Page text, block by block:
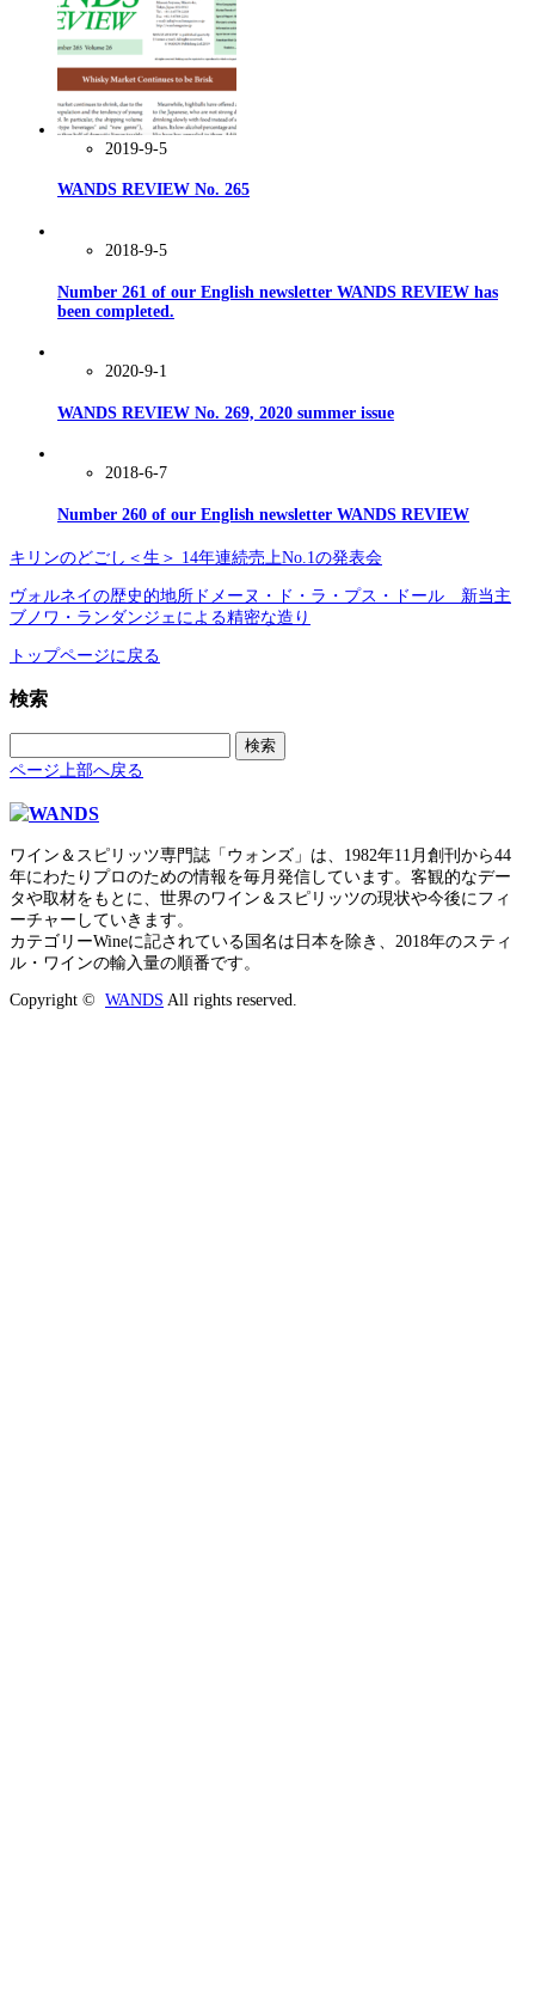
2019-9-5
WANDS REVIEW No. 265
2018-9-5
Number 261 of our English newsletter WANDS REVIEW has
been completed.
2020-9-1
WANDS REVIEW No. 269, 2020 summer issue
2018-6-7
Number 260 of our English newsletter WANDS REVIEW
キリンのどごし＜生＞ 14年連続売上No.1の発表会
ヴォルネイの歴史的地所ドメーヌ・ド・ラ・プス・ドール 新当主
ブノワ・ランダンジェによる精密な造り
トップページに戻る
検索
索:
ページ上部へ戻る
ワイン＆スピリッツ専門誌「ウォンズ」は、1982年11月創刊から44
年にわたりプロのための情報を毎月発信しています。客観的なデー
タや取材をもとに、世界のワイン＆スピリッツの現状や今後にフィ
ーチャーしていきます。
カテゴリーWineに記されている国名は日本を除き、2018年のスティ
ル・ワインの輸入量の順番です。
Copyright © WANDS All rights reserved.